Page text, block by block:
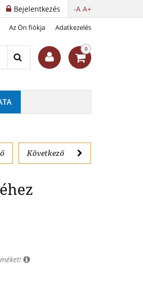
-A A+
Bejelentkezés
Az Ön fiókja Adatkezelés
0
Következő
érméhez